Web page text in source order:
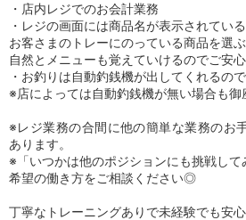
・店内レジでのお会計業務
・レジの画面には商品名が表示されている
お客さまのトレーにのっている商品を選
自然とメニューも覚えていけるのでご安
・お釣りは自動釣銭機が出してくれるの
※店によっては自動釣銭機が無い場合も御
※レジ業務の合間に他の簡単な業務のお
あります。
※「いつかは他のポジションにも挑戦して
希望の働き方をご相談ください◎
丁寧なトレーニングありで未経験でも安心